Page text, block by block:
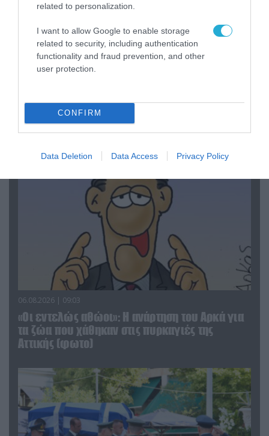
related to personalization.
I want to allow Google to enable storage
related to security, including authentication
functionality and fraud prevention, and other
user protection.
CONFIRM
Data Deletion Data Access Privacy Policy
«Επιχείρηση ελεύθερα πεζοδρόμια» στην
Αθήνα: Απομακρύνθηκαν παράνομα
αντικείμενα από κοινόχρηστους χώρους
06.08.2026 | 09:03
«Οι εντελώς αθώοι»: Η ανάρτηση του Αρκά για
τα ζώα που χάθηκαν στις πυρκαγιές της
Αττικής (φωτο)